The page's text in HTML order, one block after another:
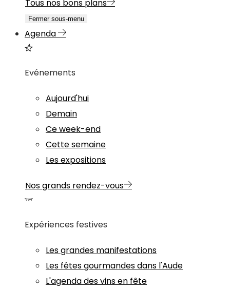
Tous nos bons plans
Fermer sous-menu
Agenda
Evénements
Aujourd'hui
Demain
Ce week-end
Cette semaine
Les expositions
Nos grands rendez-vous
Expériences festives
Les grandes manifestations
Les fêtes gourmandes dans l'Aude
L'agenda des vins en fête